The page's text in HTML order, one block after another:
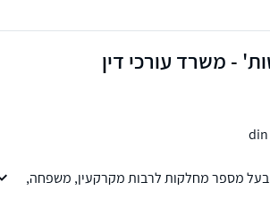
- משרד עורכי דין
ומנוסה מעל 25 שנים, בעל מספר מחלקות לרבות מקרקעין, משפחה,